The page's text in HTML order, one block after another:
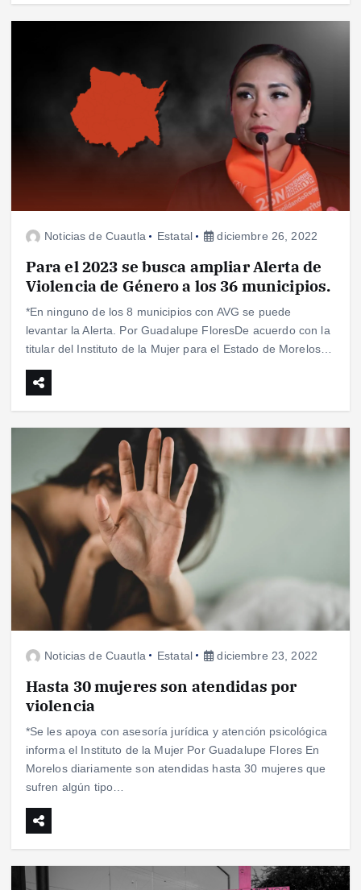
Noticias de Cuautla Estatal diciembre 26, 2022
Para el 2023 se busca ampliar Alerta de
Violencia de Género a los 36 municipios.
*En ninguno de los 8 municipios con AVG se puede
levantar la Alerta. Por Guadalupe FloresDe acuerdo con la
titular del Instituto de la Mujer para el Estado de Morelos…
Noticias de Cuautla Estatal diciembre 23, 2022
Hasta 30 mujeres son atendidas por
violencia
*Se les apoya con asesoría jurídica y atención psicológica
informa el Instituto de la Mujer Por Guadalupe Flores En
Morelos diariamente son atendidas hasta 30 mujeres que
sufren algún tipo…